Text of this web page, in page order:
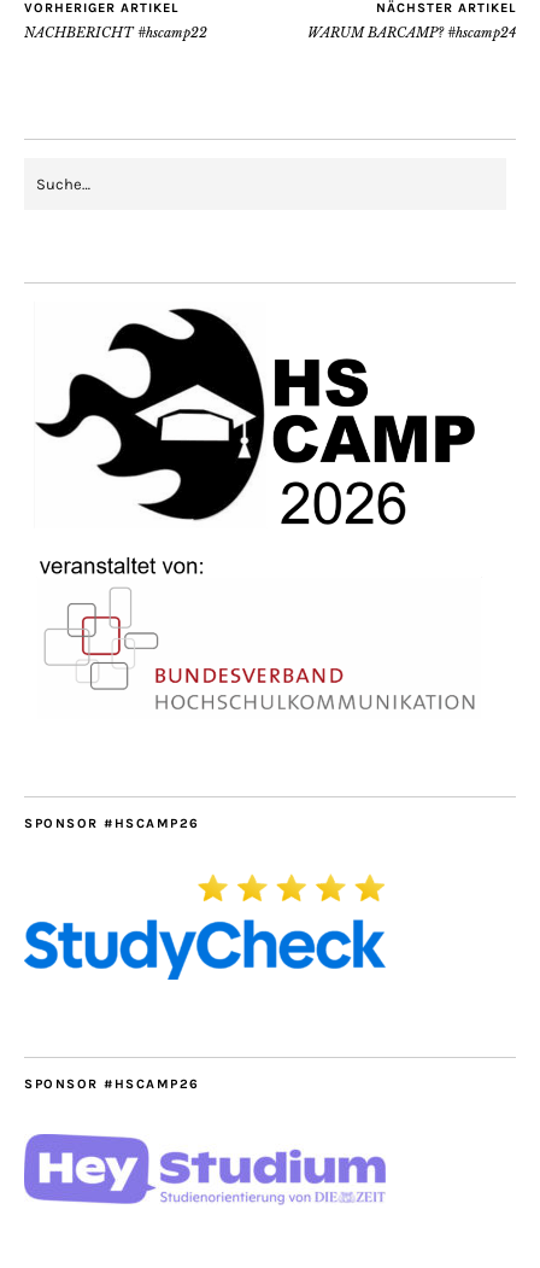
VORHERIGER ARTIKEL
NACHBERICHT #hscamp22
NÄCHSTER ARTIKEL
WARUM BARCAMP? #hscamp24
SPONSOR #HSCAMP26
SPONSOR #HSCAMP26